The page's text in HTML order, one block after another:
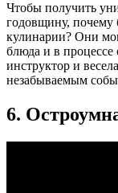
Чтобы получить
годовщину, почему
кулинарии? Они
блюда и в процессе
инструктор и
незабываемым
6.